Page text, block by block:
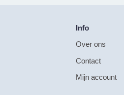
Info
Over ons
Contact
Mijn account